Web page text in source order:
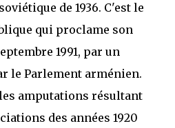
de 1936. C'est le
qui proclame son
1991, par un
le Parlement arménien.
amputations résultant
des années 1920